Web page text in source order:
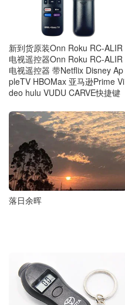
新到货原装Onn Roku RC-ALIR
电视遥控器Onn Roku RC-ALIR
电视遥控器 带Netflix Disney Ap
pleTV HBOMax 亚马逊Prime Vi
deo hulu VUDU CARVE快捷键
落日余晖